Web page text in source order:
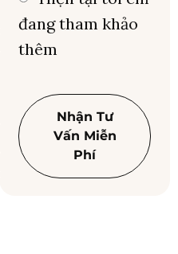
đang tham khảo
thêm
Nhận Tư
Vấn Miễn
Phí